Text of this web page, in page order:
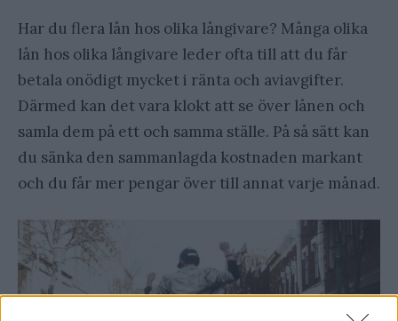
Har du flera lån hos olika långivare? Många olika
lån hos olika långivare leder ofta till att du får
betala onödigt mycket i ränta och aviavgifter.
Därmed kan det vara klokt att se över lånen och
samla dem på ett och samma ställe. På så sätt kan
du sänka den sammanlagda kostnaden markant
och du får mer pengar över till annat varje månad.